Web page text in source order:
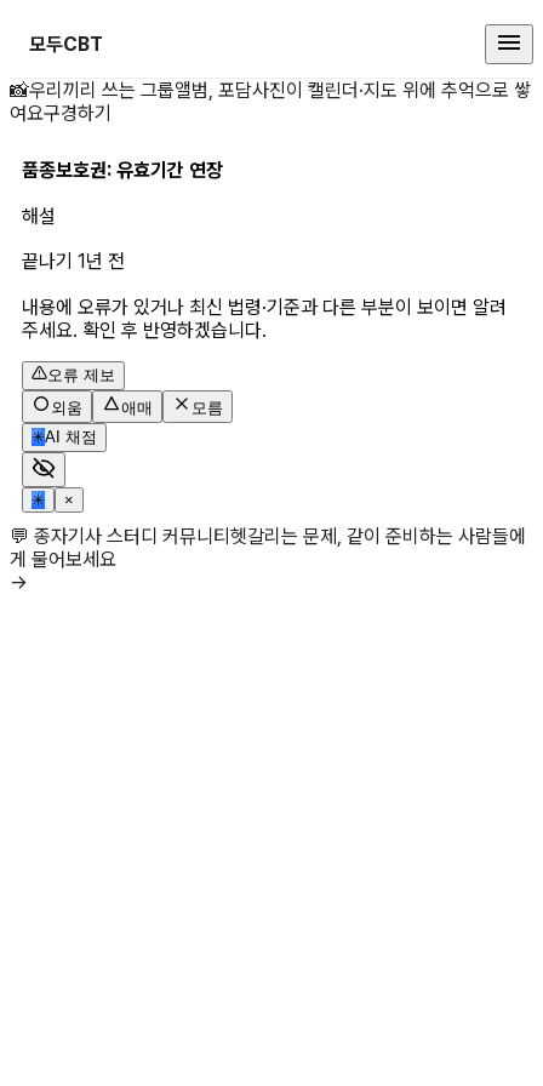
모두CBT
품종보호권: 유효기 상세 페이지
📸우리끼리 쓰는 그룹앨범, 포담사진이 캘린더·지도 위에 추억으로 쌓
여요구경하기
품종보호권: 유효기간 연장
해설
끝나기 1년 전
내용에 오류가 있거나 최신 법령·기준과 다른 부분이 보이면 알려
주세요. 확인 후 반영하겠습니다.
오류 제보
외움
애매
모름
✳AI 채점
✳ ×
💬 종자기사 스터디 커뮤니티헷갈리는 문제, 같이 준비하는 사람들에
게 물어보세요
→